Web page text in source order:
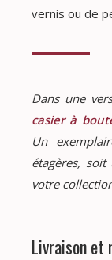
vernis ou de
casier à
Un
étagères,
votre
Livraison et